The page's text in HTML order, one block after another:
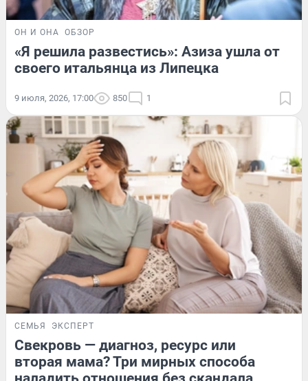
ОН И ОНА ОБЗОР
«Я решила развестись»: Азиза ушла от
своего итальянца из Липецка
9 июля, 2026, 17:00 850 1
СЕМЬЯ ЭКСПЕРТ
Свекровь — диагноз, ресурс или
вторая мама? Три мирных способа